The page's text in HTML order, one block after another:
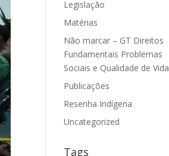
Legislação
Matérias
Não marcar – GT Direitos
Fundamentais Problemas
Sociais e Qualidade de Vida
Publicações
Resenha Indígena
Uncategorized
Tags